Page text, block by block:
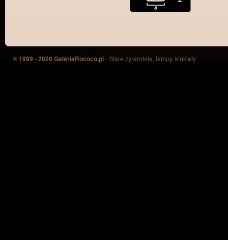
© 1999 - 2026 GaleriaRococo.pl- Stare żyrandole, lampy, kinkiety